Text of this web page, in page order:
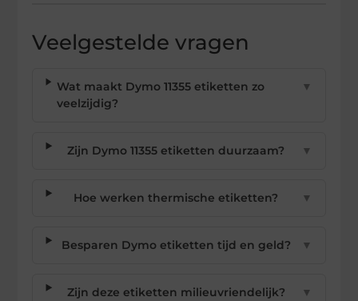
Veelgestelde vragen
Wat maakt Dymo 11355 etiketten zo
veelzijdig?
▼
Zijn Dymo 11355 etiketten duurzaam? ▼
Hoe werken thermische etiketten? ▼
Besparen Dymo etiketten tijd en geld? ▼
Zijn deze etiketten milieuvriendelijk? ▼